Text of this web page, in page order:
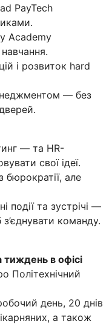
PayTech
Academy
і розвиток hard
— без
— та HR-
свої ідеї.
але
події та зустрічі —
команду.
тиждень в офісі
Політехнічний
день, 20 днів
а також